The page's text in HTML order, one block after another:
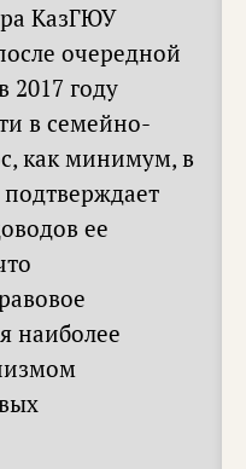
КазГЮУ
очередной
2017 году
в семейно-
как минимум, в
ее
наиболее